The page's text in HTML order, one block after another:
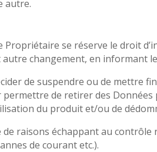
autre.
Propriétaire se réserve le droit
changement, en informant
de suspendre ou de mettre
de retirer des
du produit et/ou de
de raisons échappant au
de courant etc.).